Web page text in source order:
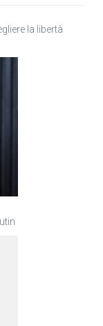
la libertà